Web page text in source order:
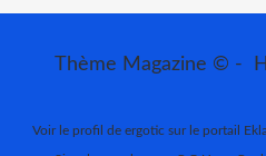
Thème Magazine © -
Voir le profil de ergotic sur le portail